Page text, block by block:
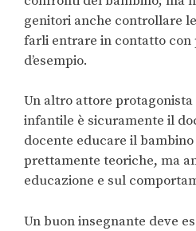
genitori anche controllare
farli entrare in contatto con
d’esempio.
Un altro attore protagonista
infantile è sicuramente il
docente educare il
prettamente teoriche, ma
educazione e sul
Un buon insegnante deve